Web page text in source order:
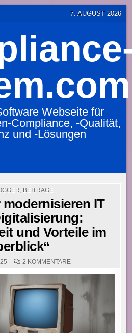
7. AUGUST 2026
Webseite für
Compliance, -Qualität,
und -Lösungen
, BEITRÄGE
IT
und Vorteile im
2 KOMMENTAREZU
MODERNISIEREN
DIGITALISIERUNG:
SINNHAFTIGKEIT
UND
VORTEILE
IM